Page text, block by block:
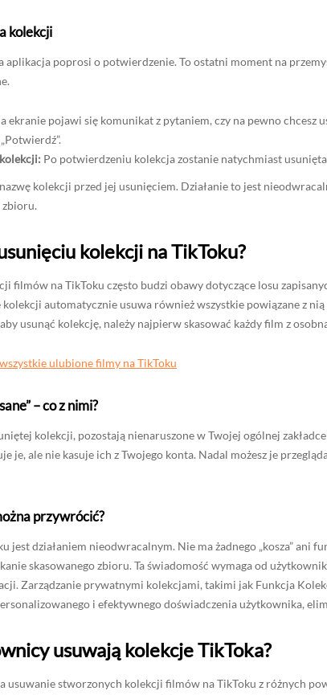
kolekcji
poprosi o potwierdzenie. To ostatni moment na
ekranie pojawi się komunikat z pytaniem, czy na pewno chcesz
Po potwierdzeniu kolekcja zostanie natychmiast
kolekcji przed jej usunięciem. Działanie to jest
zbioru.
kolekcji na TikToku?
filmów na TikToku często budzi obawy dotyczące losu
automatycznie usuwa również wszystkie powiązane z nią
usunąć kolekcję, należy najpierw skasować każdy film z
ulubione filmy na TikToku
– co z nimi?
kolekcji, pozostają nienaruszone w Twojej ogólnej zakładce
je, ale nie kasuje ich z Twojego konta. Nadal możesz je
przywrócić?
jest działaniem nieodwracalnym. Nie ma żadnego „kosza” ani
skasowanego zbioru. Ta świadomość wymaga od
Zarządzanie prywatnymi kolekcjami, takimi jak Funkcja
i efektywnego doświadczenia użytkownika,
usuwają kolekcje TikToka?
usuwanie stworzonych kolekcji filmów na TikToku z różnych